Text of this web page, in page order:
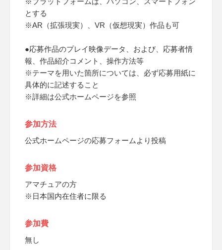
とする
※AR（拡張現実）、VR（仮想現実）作品も可
●応募作品のプレイ映像データ、および、応募者情
報、作品紹介コメント、操作方法等
※テーマを用いた箇所については、必ず応募用紙に
具体的に記述すること
※詳細は公式ホームページを参照
参加方法
公式ホームページの応募フォームより投稿
参加資格
アマチュアの方
※日本国内在住者に限る
参加費
無し